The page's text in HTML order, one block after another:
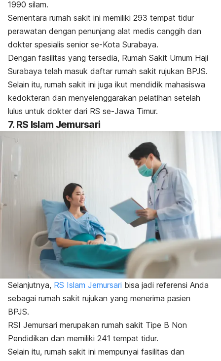
1990 silam.
Sementara rumah sakit ini memiliki 293 tempat tidur
perawatan dengan penunjang alat medis canggih dan
dokter spesialis senior se-Kota Surabaya.
Dengan fasilitas yang tersedia, Rumah Sakit Umum Haji
Surabaya telah masuk daftar rumah sakit rujukan BPJS.
Selain itu, rumah sakit ini juga ikut mendidik mahasiswa
kedokteran dan menyelenggarakan pelatihan setelah
lulus untuk dokter dari RS se-Jawa Timur.
7. RS Islam Jemursari
Selanjutnya, RS Islam Jemursari bisa jadi referensi Anda
sebagai rumah sakit rujukan yang menerima pasien
BPJS.
RSI Jemursari merupakan rumah sakit Tipe B Non
Pendidikan dan memiliki 241 tempat tidur.
Selain itu, rumah sakit ini mempunyai fasilitas dan